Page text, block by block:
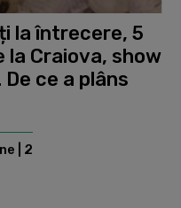
la întrecere, 5
la Craiova, show
ce a plâns
| 2